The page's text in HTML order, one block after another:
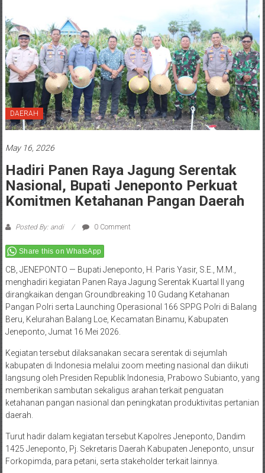
DAERAH
May 16, 2026
Hadiri Panen Raya Jagung Serentak
Nasional, Bupati Jeneponto Perkuat
Komitmen Ketahanan Pangan Daerah
Posted By: andi 0 Comment
Share this on WhatsApp
CB, JENEPONTO — Bupati Jeneponto, H. Paris Yasir, S.E., M.M.,
menghadiri kegiatan Panen Raya Jagung Serentak Kuartal II yang
dirangkaikan dengan Groundbreaking 10 Gudang Ketahanan
Pangan Polri serta Launching Operasional 166 SPPG Polri di Balang
Beru, Kelurahan Balang Loe, Kecamatan Binamu, Kabupaten
Jeneponto, Jumat 16 Mei 2026.
Kegiatan tersebut dilaksanakan secara serentak di sejumlah
kabupaten di Indonesia melalui zoom meeting nasional dan diikuti
langsung oleh Presiden Republik Indonesia, Prabowo Subianto, yang
memberikan sambutan sekaligus arahan terkait penguatan
ketahanan pangan nasional dan peningkatan produktivitas pertanian
daerah.
Turut hadir dalam kegiatan tersebut Kapolres Jeneponto, Dandim
1425 Jeneponto, Pj. Sekretaris Daerah Kabupaten Jeneponto, unsur
Forkopimda, para petani, serta stakeholder terkait lainnya.